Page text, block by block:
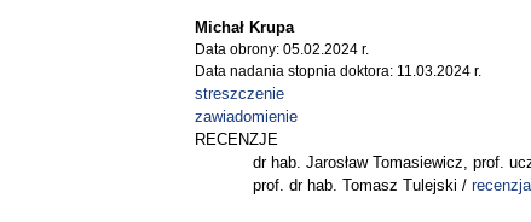
Michał Krupa
Data obrony: 05.02.2024 r.
Data nadania stopnia doktora: 11.03.2024 r.
streszczenie
zawiadomienie
RECENZJE
dr hab. Jarosław Tomasiewicz, prof.
prof. dr hab. Tomasz Tulejski / recenzja